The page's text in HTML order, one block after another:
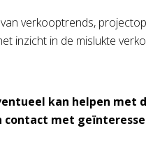
verkooptrends,
inzicht in de mislukte
kan helpen met
met